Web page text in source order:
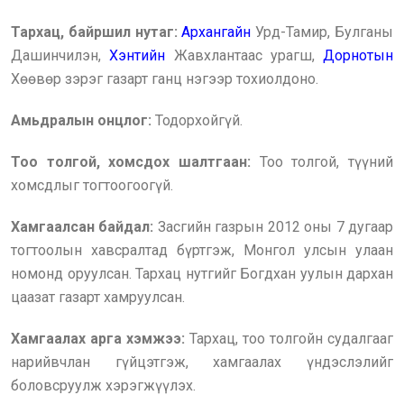
Тархац, байршил нутаг: Архангайн Урд-Тамир, Булганы
Дашинчилэн,Хэнтийн Жавхлантаас урагш, Дорнотын
Хөөвөр зэрэг газарт ганц нэгээр тохиолдоно.
Амьдралын онцлог: Тодорхойгүй.
Too толгой, хомсдох шалтгаан: Тоо толгой, түүний
хомсдлыг тогтоогоогүй.
Хамгаалсан байдал: Засгийн газрын 2012 оны 7 дугаар
тогтоолын хавсралтад бүртгэж, Монгол улсын улаан
номонд оруулсан. Тархац нутгийг Богдхан уулын дархан
цаазат газарт хамруулсан.
Хамгаалах арга хэмжээ: Тархац, тоо толгойн судалгааг
нарийвчлан гүйцэтгэж, хамгаалах үндэслэлийг
боловсруулж хэрэгжүүлэх.